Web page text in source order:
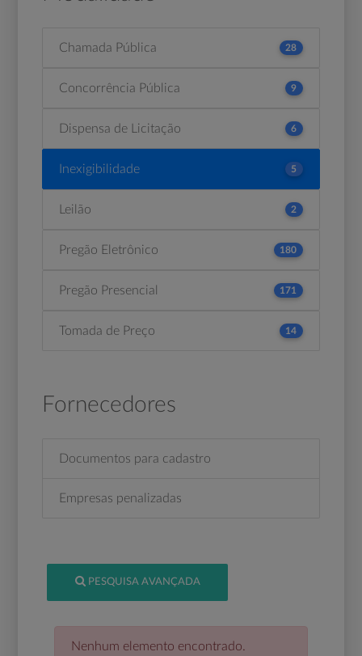
Chamada Pública 28
Concorrência Pública 9
Dispensa de Licitação 6
Inexigibilidade 5
Leilão 2
Pregão Eletrônico 180
Pregão Presencial 171
Tomada de Preço 14
Fornecedores
Documentos para cadastro
Empresas penalizadas
PESQUISA AVANÇADA
Nenhum elemento encontrado.